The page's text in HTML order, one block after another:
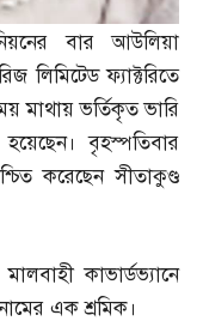
বার আউলিয়া
লিমিটেড ফ্যাক্টরিতে
মাথায় ভর্তিকৃত ভারি
হয়েছেন। বৃহস্পতিবার
করেছেন সীতাকুণ্ড
কাভার্ডভ্যানে
এক শ্রমিক।